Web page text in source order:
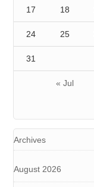
« Jul
17 18
24 25
31
Archives
August 2026